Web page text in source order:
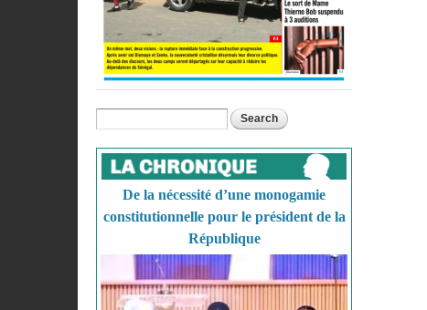
Search form
De la nécessité d’une monogamie
constitutionnelle pour le président de la
République